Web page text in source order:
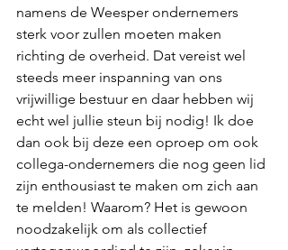
namens de Weesper ondernemers
sterk voor zullen moeten maken
richting de overheid. Dat vereist wel
steeds meer inspanning van ons
vrijwillige bestuur en daar hebben wij
echt wel jullie steun bij nodig! Ik doe
dan ook bij deze een oproep om ook
collega-ondernemers die nog geen lid
zijn enthousiast te maken om zich aan
te melden! Waarom? Het is gewoon
noodzakelijk om als collectief